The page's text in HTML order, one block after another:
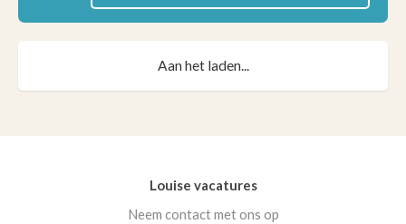
Aan het laden...
Louise vacatures
Neem contact met ons op